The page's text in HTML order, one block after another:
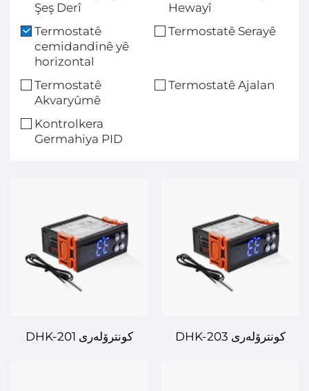
Şeş Derî
Hewayî
Termostatê
cemidandinê yê
horizontal
Termostatê Serayê
Termostatê
Akvaryûmê
Termostatê Ajalan
Kontrolkera
Germahiya PID
DHK-201 کونترۆلەری
DHK-203 کونترۆلەری